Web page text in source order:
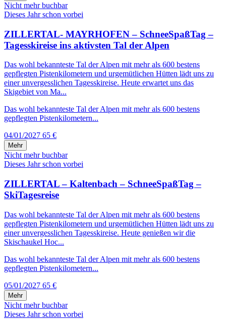
Nicht mehr buchbar
Dieses Jahr schon vorbei
ZILLERTAL- MAYRHOFEN – SchneeSpaßTag –
Tagesskireise ins aktivsten Tal der Alpen
Das wohl bekannteste Tal der Alpen mit mehr als 600 bestens
gepflegten Pistenkilometern und urgemütlichen Hütten lädt uns zu
einer unvergesslichen Tagesskireise. Heute erwartet uns das
Skigebiet von Ma...
Das wohl bekannteste Tal der Alpen mit mehr als 600 bestens
gepflegten Pistenkilometern...
04/01/2027 65 €
Mehr
Nicht mehr buchbar
Dieses Jahr schon vorbei
ZILLERTAL – Kaltenbach – SchneeSpaßTag –
SkiTagesreise
Das wohl bekannteste Tal der Alpen mit mehr als 600 bestens
gepflegten Pistenkilometern und urgemütlichen Hütten lädt uns zu
einer unvergesslichen Tagesskireise. Heute genießen wir die
Skischaukel Hoc...
Das wohl bekannteste Tal der Alpen mit mehr als 600 bestens
gepflegten Pistenkilometern...
05/01/2027 65 €
Mehr
Nicht mehr buchbar
Dieses Jahr schon vorbei